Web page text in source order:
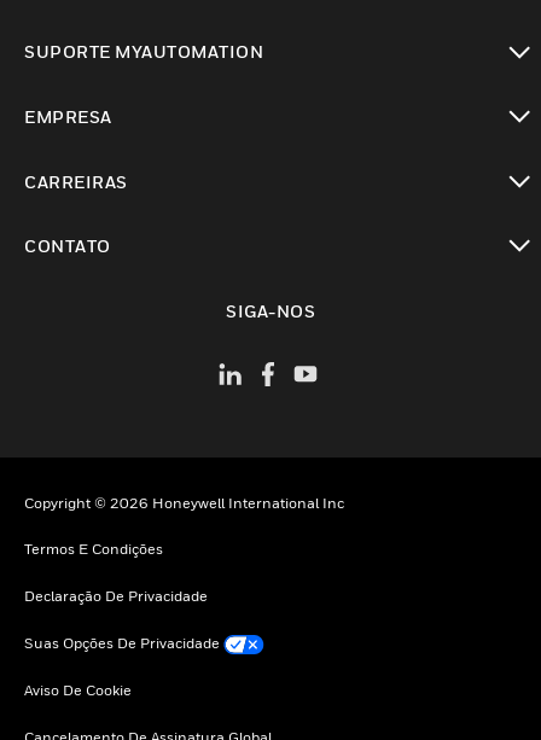
SUPORTE MYAUTOMATION
EMPRESA
CARREIRAS
CONTATO
SIGA-NOS
Copyright © 2026 Honeywell International Inc
Termos E Condições
Declaração De Privacidade
Suas Opções De Privacidade
Aviso De Cookie